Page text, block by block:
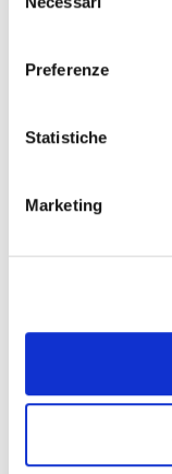
del
Preferenze
Statistiche
Marketing
présenter le
Du 27 au 31 juillet
LIRE